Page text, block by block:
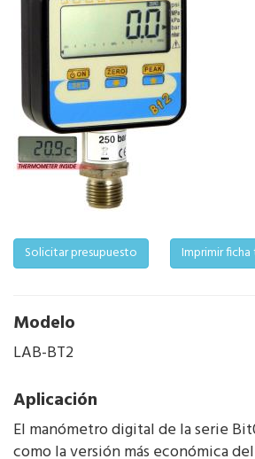
Solicitar presupuesto Imprimir
Modelo
LAB-BT2
Aplicación
El manómetro digital de la serie
como la versión más económica